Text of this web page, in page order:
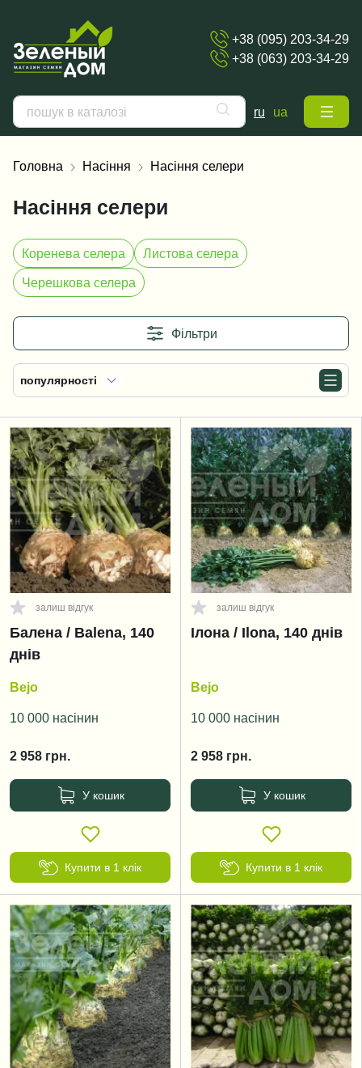
+38 (095) 203-34-29
+38 (063) 203-34-29
ru ua
Головна Насіння Насіння селери
Насіння селери
Коренева селера Листова селера
Черешкова селера
Фільтри
популярності
залиш відгук
Балена / Balena, 140
днів
Bejo
10 000 насінин
2 958 грн.
У кошик
Купити в 1 клік
залиш відгук
Ілона / Ilona, 140 днів
Bejo
10 000 насінин
2 958 грн.
У кошик
Купити в 1 клік